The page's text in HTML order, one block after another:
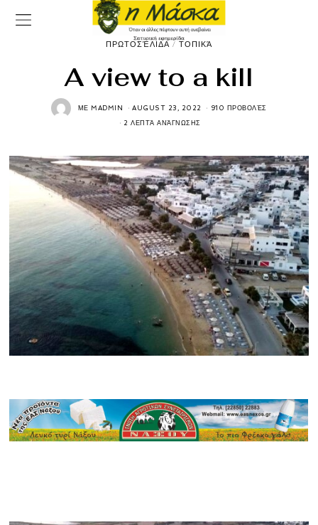
ΠΡΩΤΟΣΈΛΙΔΑ / ΤΟΠΙΚΆ
A view to a kill
ΜΕMADMIN AUGUST 23, 2022 910 ΠΡΟΒΟΛΈΣ
2 ΛΕΠΤΆ ΑΝΆΓΝΩΣΗΣ